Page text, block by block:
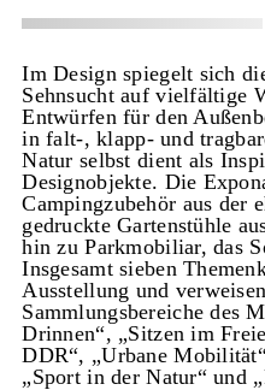
Im Design spiegelt sich
Sehnsucht auf vielfältige
Entwürfen für den
in falt-, klapp- und
Natur selbst dient als
Designobjekte. Die
Campingzubehör aus der
gedruckte Gartenstühle
hin zu Parkmobiliar, das
Insgesamt sieben
Ausstellung und
Sammlungsbereiche des
Drinnen“, „Sitzen im
DDR“, „Urbane
„Sport in der Natur“ und